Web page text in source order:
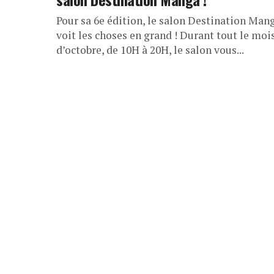
Pour sa 6e édition, le salon Destination
voit les choses en grand ! Durant tout le
d’octobre, de 10H à 20H, le salon vous...